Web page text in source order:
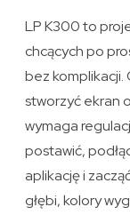
LP K300 to
chcących po
bez komplikacji.
stworzyć ekran
wymaga
postawić,
aplikację i
głębi, kolory